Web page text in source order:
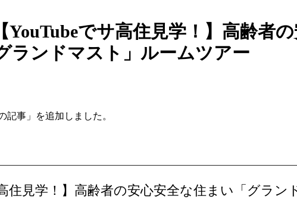
YouTubeでサ高住見学！】高齢者
ランドマスト」ルームツアー
記事」を追加しました。
住見学！】高齢者の安心安全な住まい「グラン